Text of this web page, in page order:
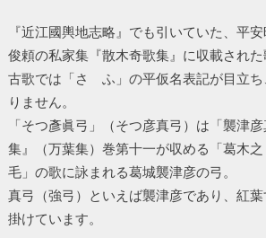
『近江國輿地志略』でも引いていた、平
俊頼の私家集『散木奇歌集』に収載された
古歌では「さゝふ」の平仮名表記が目立
りません。
「そつ彥眞弓」（そつ彦真弓）は「襲津
集』（万葉集）巻第十一が収める「葛木
毛」の歌に詠まれる葛城襲津彦の弓。
真弓（強弓）といえば襲津彦であり、紅
掛けています。